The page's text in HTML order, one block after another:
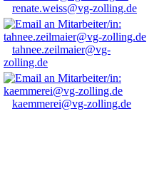
renate.weiss@vg-zolling.de
tahnee.zeilmaier@vg-
zolling.de
kaemmerei@vg-zolling.de